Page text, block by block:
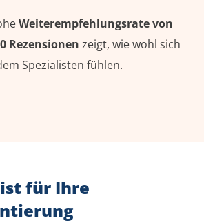
Weiterempfehlungsrate von
Rezensionen zeigt, wie wohl sich
Spezialisten fühlen.
für Ihre